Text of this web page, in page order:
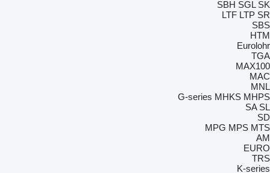
SBH SGL SK
LTF LTP SR
SBS
HTM
Eurolohr
TGA
MAX100
MAC
MNL
G-series MHKS MHPS
SA SL
SD
MPG MPS MTS
AM
EURO
TRS
K-series